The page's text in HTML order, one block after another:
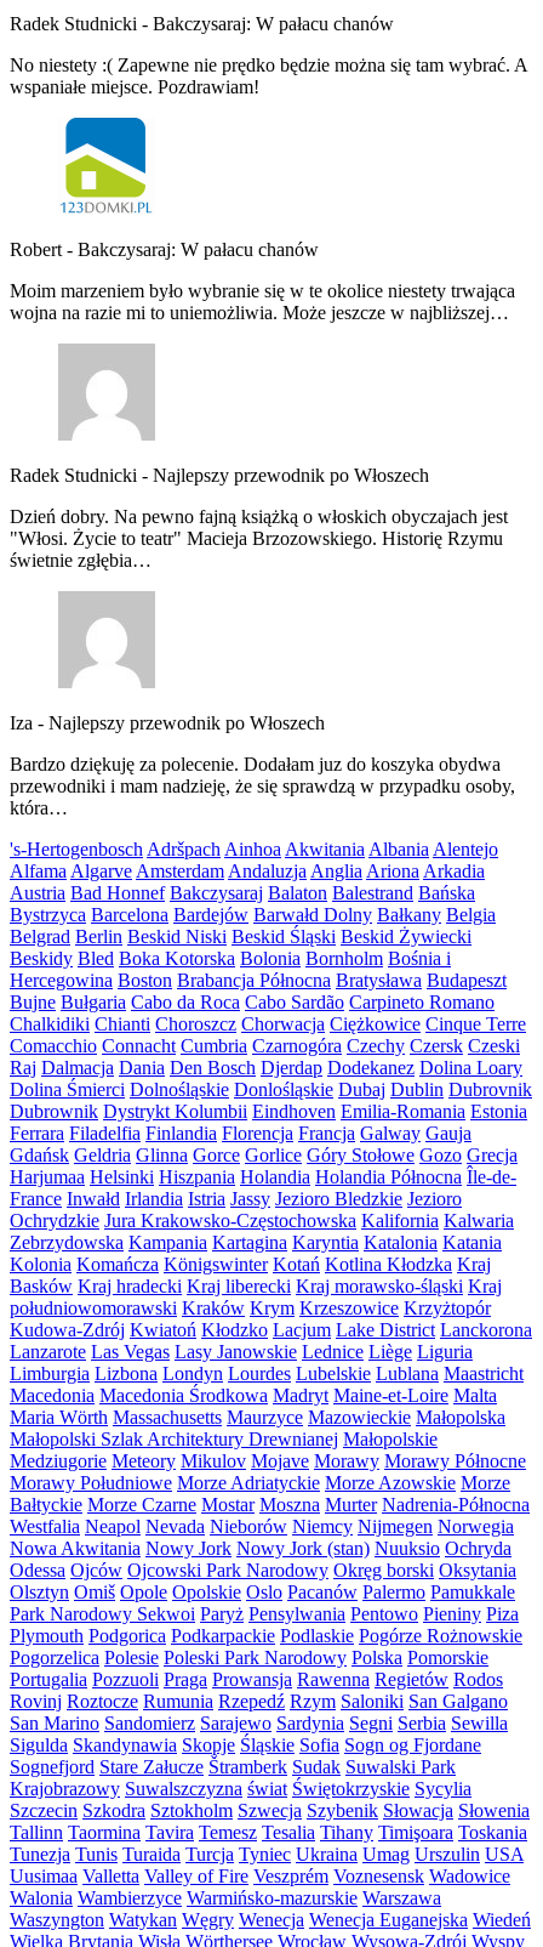
Radek Studnicki - Bakczysaraj: W pałacu chanów
No niestety :( Zapewne nie prędko będzie można się tam wybrać. A
wspaniałe miejsce. Pozdrawiam!
Robert - Bakczysaraj: W pałacu chanów
Moim marzeniem było wybranie się w te okolice niestety trwająca
wojna na razie mi to uniemożliwia. Może jeszcze w najbliższej…
Radek Studnicki - Najlepszy przewodnik po Włoszech
Dzień dobry. Na pewno fajną książką o włoskich obyczajach jest
"Włosi. Życie to teatr" Macieja Brzozowskiego. Historię Rzymu
świetnie zgłębia…
Iza - Najlepszy przewodnik po Włoszech
Bardzo dziękuję za polecenie. Dodałam juz do koszyka obydwa
przewodniki i mam nadzieję, że się sprawdzą w przypadku osoby,
która…
's-Hertogenbosch Adršpach Ainhoa Akwitania Albania Alentejo
Alfama Algarve Amsterdam Andaluzja Anglia Ariona Arkadia
Austria Bad Honnef Bakczysaraj Balaton Balestrand Bańska
Bystrzyca Barcelona Bardejów Barwałd Dolny Bałkany Belgia
Belgrad Berlin Beskid Niski Beskid Śląski Beskid Żywiecki
Beskidy Bled Boka Kotorska Bolonia Bornholm Bośnia i
Hercegowina Boston Brabancja Północna Bratysława Budapeszt
Bujne Bułgaria Cabo da Roca Cabo Sardão Carpineto Romano
Chalkidiki Chianti Choroszcz Chorwacja Ciężkowice Cinque Terre
Comacchio Connacht Cumbria Czarnogóra Czechy Czersk Czeski
Raj Dalmacja Dania Den Bosch Djerdap Dodekanez Dolina Loary
Dolina Śmierci Dolnośląskie Donlośląskie Dubaj Dublin Dubrovnik
Dubrownik Dystrykt Kolumbii Eindhoven Emilia-Romania Estonia
Ferrara Filadelfia Finlandia Florencja Francja Galway Gauja
Gdańsk Geldria Glinna Gorce Gorlice Góry Stołowe Gozo Grecja
Harjumaa Helsinki Hiszpania Holandia Holandia Północna Île-de-
France Inwałd Irlandia Istria Jassy Jezioro Bledzkie Jezioro
Ochrydzkie Jura Krakowsko-Częstochowska Kalifornia Kalwaria
Zebrzydowska Kampania Kartagina Karyntia Katalonia Katania
Kolonia Komańcza Königswinter Kotań Kotlina Kłodzka Kraj
Basków Kraj hradecki Kraj liberecki Kraj morawsko-śląski Kraj
południowomorawski Kraków Krym Krzeszowice Krzyżtopór
Kudowa-Zdrój Kwiatoń Kłodzko Lacjum Lake District Lanckorona
Lanzarote Las Vegas Lasy Janowskie Lednice Liège Liguria
Limburgia Lizbona Londyn Lourdes Lubelskie Lublana Maastricht
Macedonia Macedonia Środkowa Madryt Maine-et-Loire Malta
Maria Wörth Massachusetts Maurzyce Mazowieckie Małopolska
Małopolski Szlak Architektury Drewnianej Małopolskie
Medziugorie Meteory Mikulov Mojave Morawy Morawy Północne
Morawy Południowe Morze Adriatyckie Morze Azowskie Morze
Bałtyckie Morze Czarne Mostar Moszna Murter Nadrenia-Północna
Westfalia Neapol Nevada Nieborów Niemcy Nijmegen Norwegia
Nowa Akwitania Nowy Jork Nowy Jork (stan) Nuuksio Ochryda
Odessa Ojców Ojcowski Park Narodowy Okręg borski Oksytania
Olsztyn Omiš Opole Opolskie Oslo Pacanów Palermo Pamukkale
Park Narodowy Sekwoi Paryż Pensylwania Pentowo Pieniny Piza
Plymouth Podgorica Podkarpackie Podlaskie Pogórze Rożnowskie
Pogorzelica Polesie Poleski Park Narodowy Polska Pomorskie
Portugalia Pozzuoli Praga Prowansja Rawenna Regietów Rodos
Rovinj Roztocze Rumunia Rzepedź Rzym Saloniki San Galgano
San Marino Sandomierz Sarajewo Sardynia Segni Serbia Sewilla
Sigulda Skandynawia Skopje Śląskie Sofia Sogn og Fjordane
Sognefjord Stare Załucze Štramberk Sudak Suwalski Park
Krajobrazowy Suwalszczyzna świat Świętokrzyskie Sycylia
Szczecin Szkodra Sztokholm Szwecja Szybenik Słowacja Słowenia
Tallinn Taormina Tavira Temesz Tesalia Tihany Timişoara Toskania
Tunezja Tunis Turaida Turcja Tyniec Ukraina Umag Urszulin USA
Uusimaa Valletta Valley of Fire Veszprém Voznesensk Wadowice
Walonia Wambierzyce Warmińsko-mazurskie Warszawa
Waszyngton Watykan Węgry Wenecja Wenecja Euganejska Wiedeń
Wielka Brytania Wisła Wörthersee Wrocław Wysowa-Zdrój Wyspy